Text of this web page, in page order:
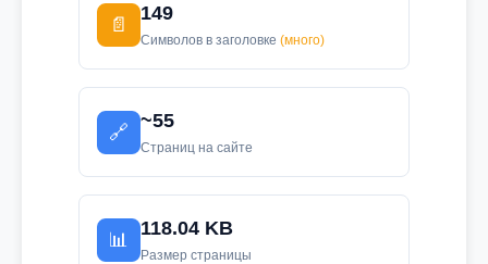
📄
149
Символов в заголовке (много)
🔗
~55
Страниц на сайте
📊
118.04 KB
Размер страницы